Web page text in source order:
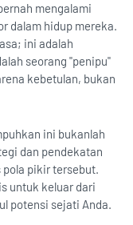
mengalami
dalam hidup mereka.
ini adalah
seorang "penipu"
kebetulan, bukan
ini bukanlah
dan pendekatan
pola pikir tersebut.
untuk keluar dari
potensi sejati Anda.